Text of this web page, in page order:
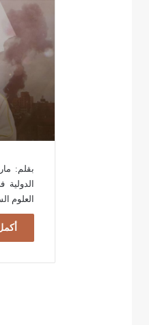
بقلم:
العلوم